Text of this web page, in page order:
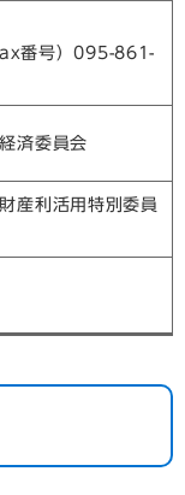
番号）095-861-
済委員会
産利活用特別委員